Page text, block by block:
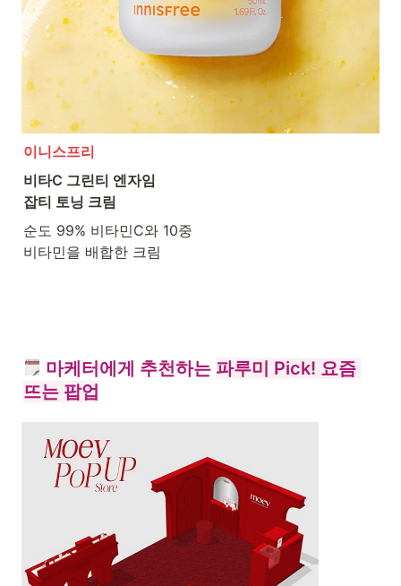
이니스프리
비타C 그린티 엔자임
잡티 토닝 크림
순도 99% 비타민C와 10중
비타민을 배합한 크림
마케터에게 추천하는 파루미 Pick! 요즘
뜨는 팝업